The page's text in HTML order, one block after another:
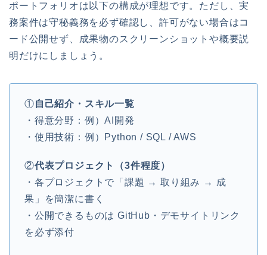
ポートフォリオは以下の構成が理想です。ただし、実
務案件は守秘義務を必ず確認し、許可がない場合はコ
ード公開せず、成果物のスクリーンショットや概要説
明だけにしましょう。
①自己紹介・スキル一覧
・得意分野：例）AI開発
・使用技術：例）Python / SQL / AWS
②代表プロジェクト（3件程度）
・各プロジェクトで「課題 → 取り組み → 成
果」を簡潔に書く
・公開できるものは GitHub・デモサイトリンク
を必ず添付